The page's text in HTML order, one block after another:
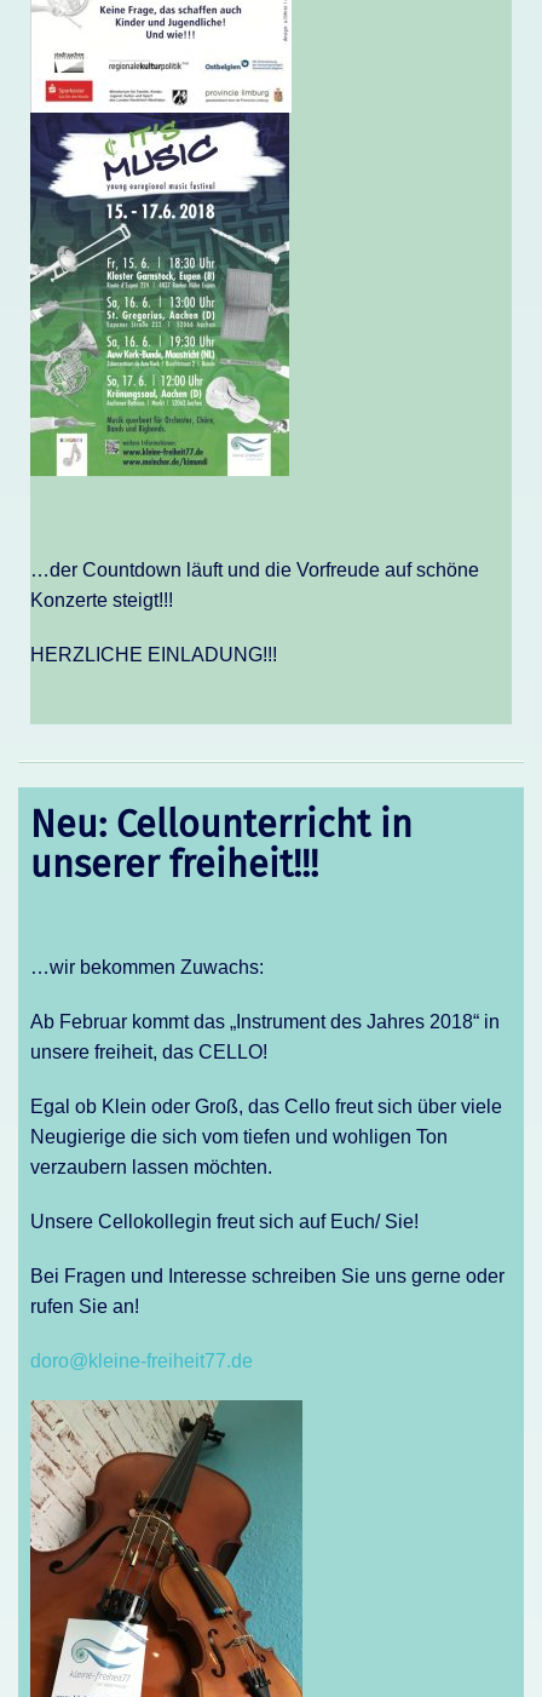
…der Countdown läuft und die Vorfreude auf schöne
Konzerte steigt!!!
HERZLICHE EINLADUNG!!!
Neu: Cellounterricht in
unserer freiheit!!!
…wir bekommen Zuwachs:
Ab Februar kommt das „Instrument des Jahres 2018“ in
unsere freiheit, das CELLO!
Egal ob Klein oder Groß, das Cello freut sich über viele
Neugierige die sich vom tiefen und wohligen Ton
verzaubern lassen möchten.
Unsere Cellokollegin freut sich auf Euch/ Sie!
Bei Fragen und Interesse schreiben Sie uns gerne oder
rufen Sie an!
doro@kleine-freiheit77.de